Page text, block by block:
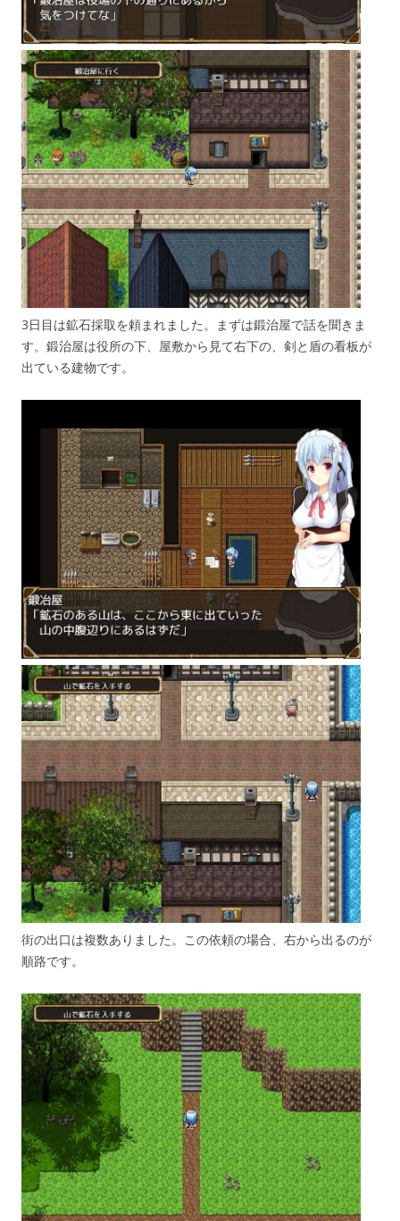
3日目は鉱石採取を頼まれました。まずは鍛治屋で話を聞きま
す。鍛治屋は役所の下、屋敷から見て右下の、剣と盾の看板が
出ている建物です。
街の出口は複数ありました。この依頼の場合、右から出るのが
順路です。